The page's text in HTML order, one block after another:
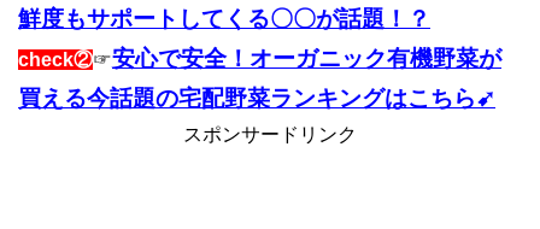
鮮度もサポートしてくる〇〇が話題！？
check②☞安心で安全！オーガニック有機野菜が
買える今話題の宅配野菜ランキングはこちら➹
スポンサードリンク